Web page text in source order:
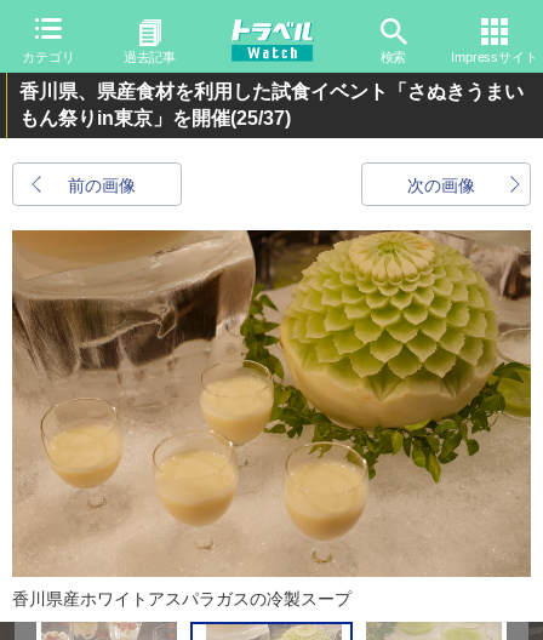
カテゴリ 過去記事 検索 Impressサイト
香川県、県産食材を利用した試食イベント「さぬきうまい
もん祭りin東京」を開催(25/37)
前の画像 次の画像
香川県産ホワイトアスパラガスの冷製スープ